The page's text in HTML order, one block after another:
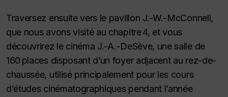
Traversez ensuite vers le pavillon J.-W.-McConnell,
que nous avons visité au chapitre 4, et vous
découvrirez le cinéma J.-A.-DeSève, une salle de
160 places disposant d’un foyer adjacent au rez-de-
chaussée, utilisé principalement pour les cours
d’études cinématographiques pendant l’année